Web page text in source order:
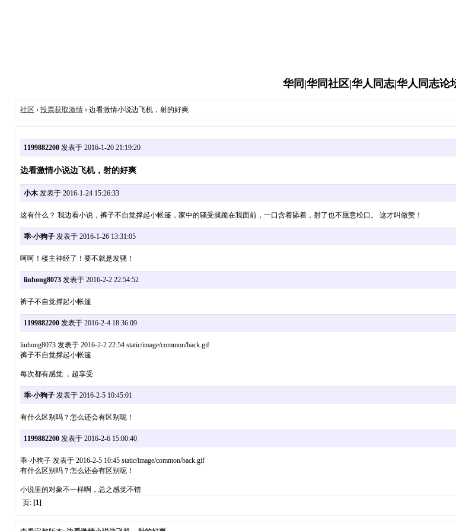
华同|华同社区|华人同志|华人同志论
社区› 投票获取激情› 边看激情小说边飞机，射的好爽
1199882200发表于 2016-1-20 21:19:20
边看激情小说边飞机，射的好爽
小木发表于 2016-1-24 15:26:33
这有什么？ 我边看小说，裤子不自觉撑起小帐篷，家中的骚受就跪在我面前，一口含着舔着，射了也不愿意松口。 这才叫做赞！
乖·小狗子发表于 2016-1-26 13:31:05
呵呵！楼主神经了！要不就是发骚！
linhong8073发表于 2016-2-2 22:54:52
裤子不自觉撑起小帐篷
1199882200发表于 2016-2-4 18:36:09
linhong8073 发表于 2016-2-2 22:54 static/image/common/back.gif
裤子不自觉撑起小帐篷
每次都有感觉 ，超享受
乖·小狗子发表于 2016-2-5 10:45:01
有什么区别吗？怎么还会有区别呢！
1199882200发表于 2016-2-6 15:00:40
乖·小狗子 发表于 2016-2-5 10:45 static/image/common/back.gif
有什么区别吗？怎么还会有区别呢！
小说里的对象不一样啊，总之感觉不错
页: [1]